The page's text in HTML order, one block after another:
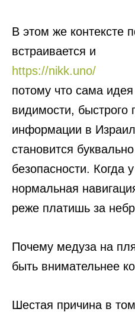
В этом же контексте
встраивается и
https://nikk.uno/
потому что сама
видимости, быстрого
информации в
становится
безопасности. Когда
нормальная
реже платишь за
Почему медуза на
быть внимательнее
Шестая причина в